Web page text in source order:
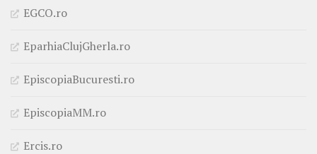
EGCO.ro
EparhiaClujGherla.ro
EpiscopiaBucuresti.ro
EpiscopiaMM.ro
Ercis.ro